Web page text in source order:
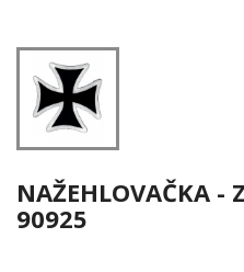
NAŽEHLOVAČKA -
90925